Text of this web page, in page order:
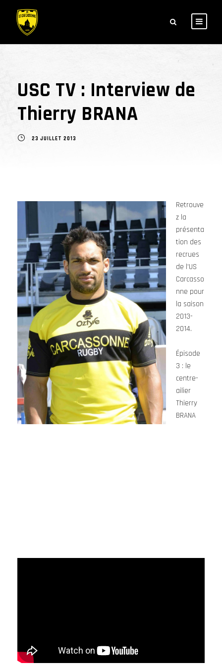
USC TV : Interview de
Thierry BRANA
23 JUILLET 2013
Retrouve
z la
présenta
tion des
recrues
de l’US
Carcasso
nne pour
la saison
2013-
2014.
Épisode
3 : le
centre-
ailier
Thierry
BRANA